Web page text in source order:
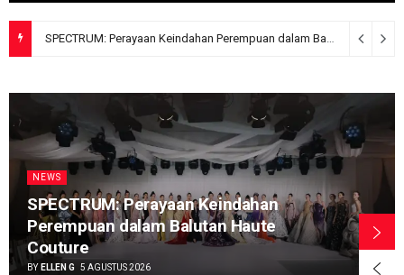
KEMBALI KE DA MARIA 6 hari ago
NEWS
SPECTRUM: Perayaan Keindahan
Perempuan dalam Balutan Haute
Couture
BY ELLEN G 5 AGUSTUS 2026